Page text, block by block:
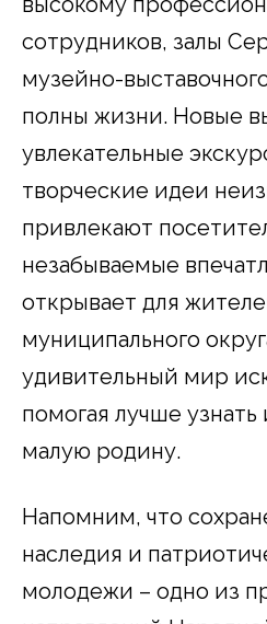
сотрудников, залы
музейно-
полны жизни. Новые
увлекательные
творческие идеи
привлекают
незабываемые
открывает для
муниципального
удивительный мир
помогая лучше
малую родину.
Напомним, что
наследия и
молодежи – одно из